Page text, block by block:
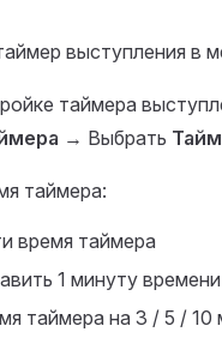
выступления в
таймера
→ Выбрать
таймера:
время таймера
1 минуту
таймера на 3 / 5 / 10